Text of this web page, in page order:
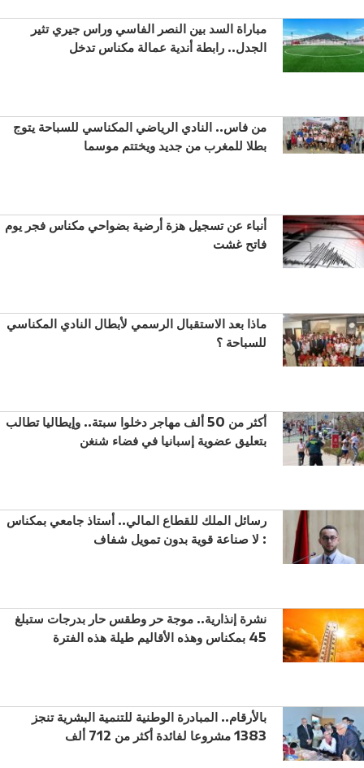
مباراة السد بين النصر الفاسي وراس جيري تثير
الجدل.. رابطة أندية عمالة مكناس تدخل
من فاس.. النادي الرياضي المكناسي للسباحة يتوج
بطلا للمغرب من جديد ويختتم موسما
أنباء عن تسجيل هزة أرضية بضواحي مكناس فجر يوم
فاتح غشت
ماذا بعد الاستقبال الرسمي لأبطال النادي المكناسي
للسباحة ؟
أكثر من 50 ألف مهاجر دخلوا سبتة.. وإيطاليا تطالب
بتعليق عضوية إسبانيا في فضاء شنغن
رسائل الملك للقطاع المالي.. أستاذ جامعي بمكناس
: لا صناعة قوية بدون تمويل شفاف
نشرة إنذارية.. موجة حر وطقس حار بدرجات ستبلغ
45 بمكناس وهذه الأقاليم طيلة هذه الفترة
بالأرقام.. المبادرة الوطنية للتنمية البشرية تنجز
1383 مشروعا لفائدة أكثر من 712 ألف